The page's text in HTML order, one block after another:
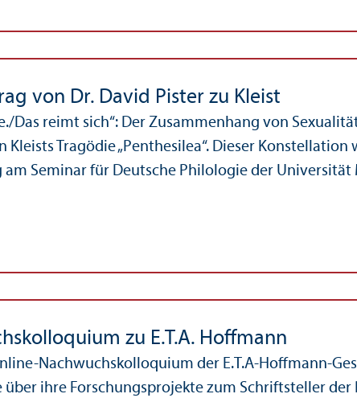
von Dr. David Pister zu Kleist
Das reimt sich“: Der Zusammenhang von
Kleists Tragödie „Penthesilea“. Dieser
am Seminar für Deutsche Philologie der Universität
zu E.T.A. Hoffmann
Nachwuchskolloquium der E.T.A-Hoffmann-
über ihre Forschungs­projekte zum Schriftsteller der